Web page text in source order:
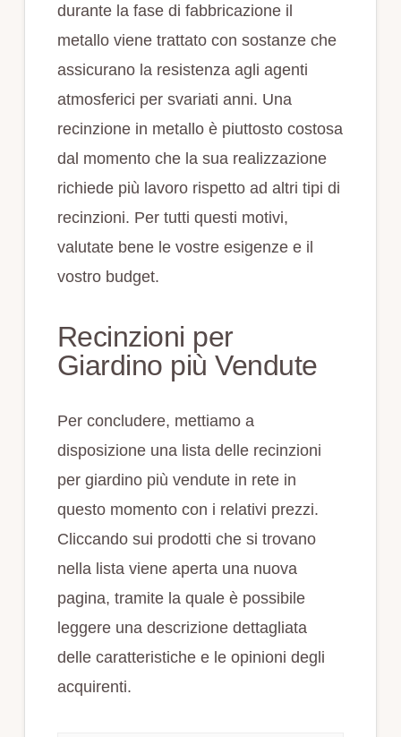
durante la fase di fabbricazione il
metallo viene trattato con sostanze che
assicurano la resistenza agli agenti
atmosferici per svariati anni. Una
recinzione in metallo è piuttosto costosa
dal momento che la sua realizzazione
richiede più lavoro rispetto ad altri tipi di
recinzioni. Per tutti questi motivi,
valutate bene le vostre esigenze e il
vostro budget.
Recinzioni per
Giardino più Vendute
Per concludere, mettiamo a
disposizione una lista delle recinzioni
per giardino più vendute in rete in
questo momento con i relativi prezzi.
Cliccando sui prodotti che si trovano
nella lista viene aperta una nuova
pagina, tramite la quale è possibile
leggere una descrizione dettagliata
delle caratteristiche e le opinioni degli
acquirenti.